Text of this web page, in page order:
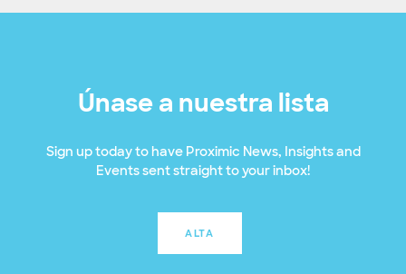
Únase a nuestra lista
Sign up today to have Proximic News, Insights and
Events sent straight to your inbox!
ALTA